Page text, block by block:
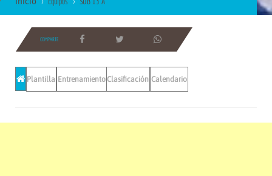
COMPARTE
Plantilla EntrenamientosClasificación Calendario